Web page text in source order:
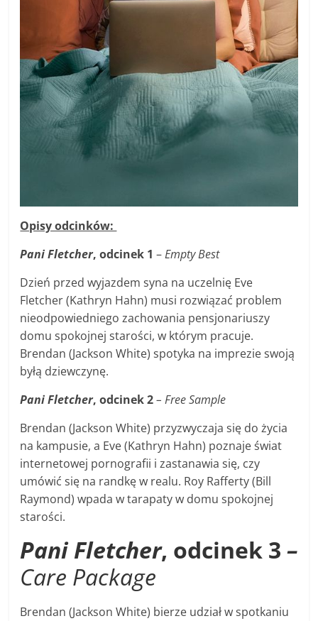
Opisy odcinków:
Pani Fletcher, odcinek 1–Empty Best
Dzień przed wyjazdem syna na uczelnię Eve
Fletcher (Kathryn Hahn) musi rozwiązać problem
nieodpowiedniego zachowania pensjonariuszy
domu spokojnej starości, w którym pracuje.
Brendan (Jackson White) spotyka na imprezie swoją
byłą dziewczynę.
Pani Fletcher, odcinek 2– Free Sample
Brendan (Jackson White) przyzwyczaja się do życia
na kampusie, a Eve (Kathryn Hahn) poznaje świat
internetowej pornografii i zastanawia się, czy
umówić się na randkę w realu. Roy Rafferty (Bill
Raymond) wpada w tarapaty w domu spokojnej
starości.
Pani Fletcher, odcinek 3 –
Care Package
Brendan (Jackson White) bierze udział w spotkaniu